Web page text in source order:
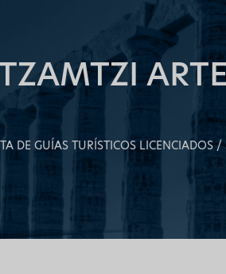
DE GUÍAS TURÍSTICOS LICENCIADOS